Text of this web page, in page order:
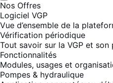
Nos Offres
Logiciel VGP
Vue d’ensemble de la
Vérification périodique
Tout savoir sur la VGP et son
Fonctionnalités
Modules, usages et
Pompes & hydraulique